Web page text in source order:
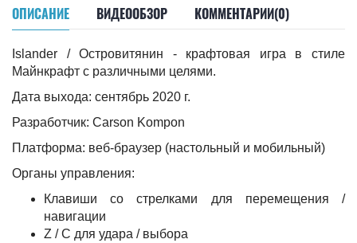
ОПИСАНИЕ ВИДЕООБЗОР КОММЕНТАРИИ(0)
Islander / Островитянин - крафтовая игра в стиле
Майнкрафт с различными целями.
Дата выхода: сентябрь 2020 г.
Разработчик: Carson Kompon
Платформа: веб-браузер (настольный и мобильный)
Органы управления:
Клавиши со стрелками для перемещения /
навигации
Z / C для удара / выбора